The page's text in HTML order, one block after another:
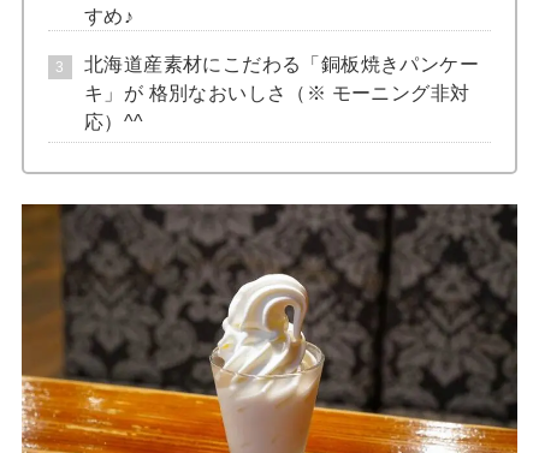
すめ♪
北海道産素材にこだわる「銅板焼きパンケー
キ」が 格別なおいしさ（※ モーニング非対
応）^^